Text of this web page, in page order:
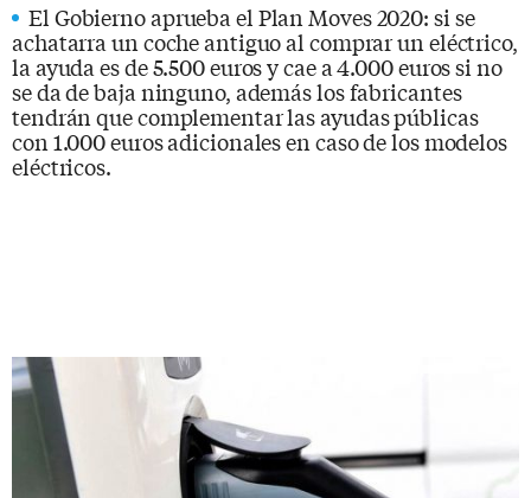
El Gobierno aprueba el Plan Moves 2020: si se
achatarra un coche antiguo al comprar un eléctrico,
la ayuda es de 5.500 euros y cae a 4.000 euros si no
se da de baja ninguno, además los fabricantes
tendrán que complementar las ayudas públicas
con 1.000 euros adicionales en caso de los modelos
eléctricos.